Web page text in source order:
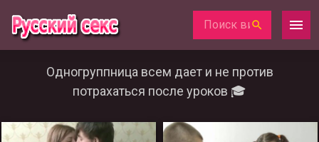
Одногруппница всем дает и не против
потрахаться после уроков 🎓